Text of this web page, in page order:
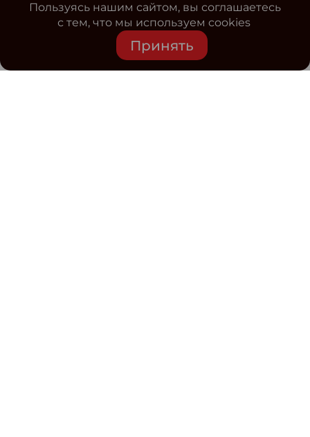
Пользуясь нашим сайтом, вы соглашаетесь
с тем, что мы используем cookies
Принять